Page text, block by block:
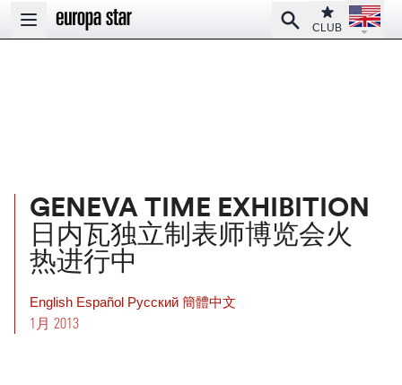
Open main menu
SearchClub
CLUB
Open
GENEVA TIME EXHIBITION
日内瓦独立制表师博览会火
热进行中
English Español Pусский 簡體中文
1月 2013